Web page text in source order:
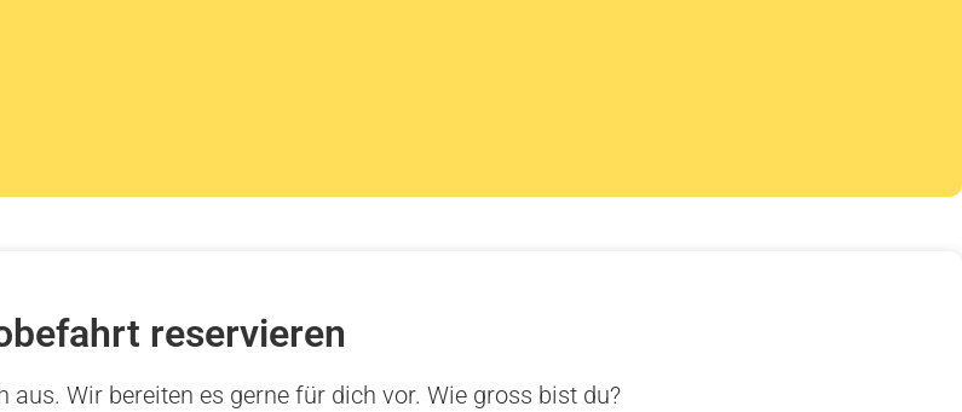
reservieren
aus. Wir bereiten es gerne für dich vor. Wie gross bist du?